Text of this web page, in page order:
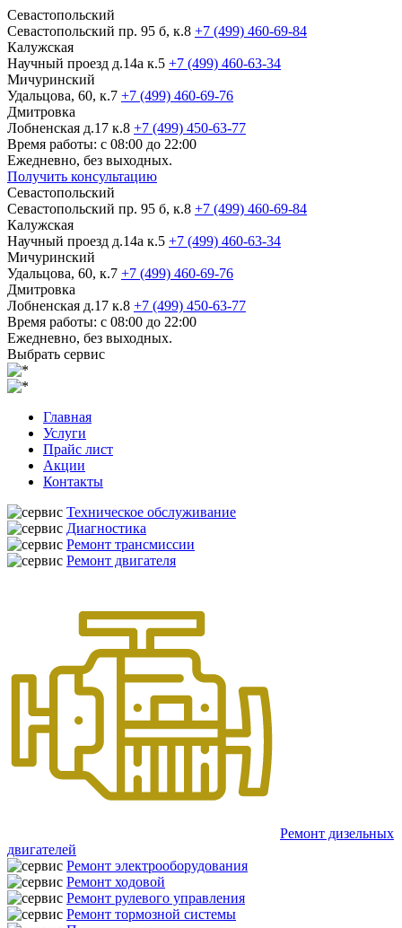
Севастопольский
Севастопольский пр. 95 б, к.8 +7 (499) 460-69-84
Калужская
Научный проезд д.14а к.5 +7 (499) 460-63-34
Мичуринский
Удальцова, 60, к.7 +7 (499) 460-69-76
Дмитровка
Лобненская д.17 к.8 +7 (499) 450-63-77
Время работы: с 08:00 до 22:00
Ежедневно, без выходных.
Получить консультацию
Севастопольский
Севастопольский пр. 95 б, к.8 +7 (499) 460-69-84
Калужская
Научный проезд д.14а к.5 +7 (499) 460-63-34
Мичуринский
Удальцова, 60, к.7 +7 (499) 460-69-76
Дмитровка
Лобненская д.17 к.8 +7 (499) 450-63-77
Время работы: с 08:00 до 22:00
Ежедневно, без выходных.
Выбрать сервис
Главная
Услуги
Прайс лист
Акции
Контакты
Техническое обслуживание
Диагностика
Ремонт трансмиссии
Ремонт двигателя
Ремонт дизельных
двигателей
Ремонт электрооборудования
Ремонт ходовой
Ремонт рулевого управления
Ремонт тормозной системы